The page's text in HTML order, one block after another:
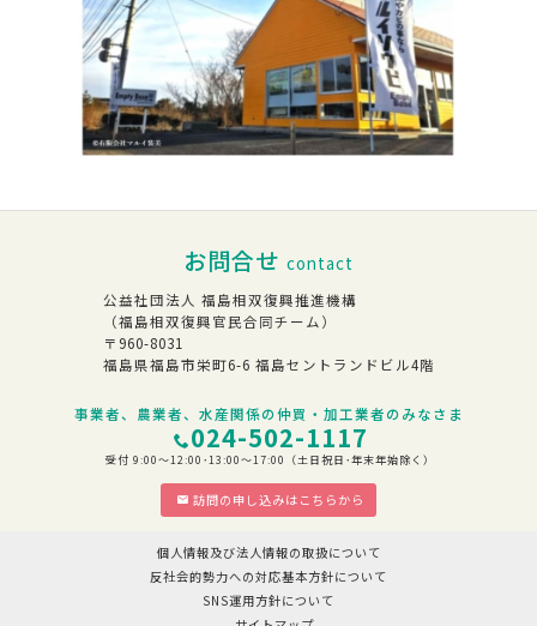
お問合せ contact
公益社団法人 福島相双復興推進機構
（福島相双復興官民合同チーム）
〒960-8031
福島県福島市栄町6-6 福島セントランドビル4階
事業者、農業者、水産関係の仲買・加工業者のみなさま
024-502-1117
受付 9:00～12:00･13:00～17:00（土日祝日･年末年始除く）
訪問の申し込みはこちらから
個人情報及び法人情報の取扱について
反社会的勢力への対応基本方針について
SNS運用方針について